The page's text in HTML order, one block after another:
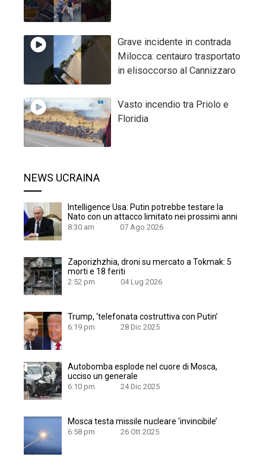
Grave incidente in contrada
Milocca: centauro trasportato
in elisoccorso al Cannizzaro
Vasto incendio tra Priolo e
Floridia
NEWS UCRAINA
Intelligence Usa: Putin potrebbe testare la
Nato con un attacco limitato nei prossimi anni
8:30 am 07 Ago 2026
Zaporizhzhia, droni su mercato a Tokmak: 5
morti e 18 feriti
2:52 pm 04 Lug 2026
Trump, ‘telefonata costruttiva con Putin’
6:19 pm 28 Dic 2025
Autobomba esplode nel cuore di Mosca,
ucciso un generale
6:10 pm 24 Dic 2025
Mosca testa missile nucleare ‘invincibile’
6:58 pm 26 Ott 2025